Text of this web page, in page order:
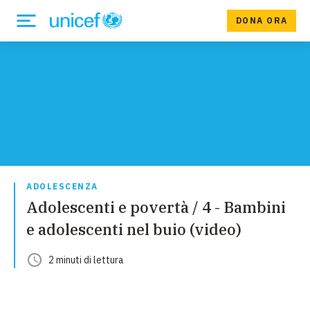
DONA ORA
ADOLESCENZA
Adolescenti e povertà / 4 - Bambini
e adolescenti nel buio (video)
2 minuti di lettura